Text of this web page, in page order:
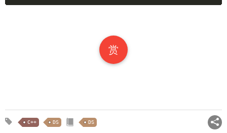
赏
C++ DS DS